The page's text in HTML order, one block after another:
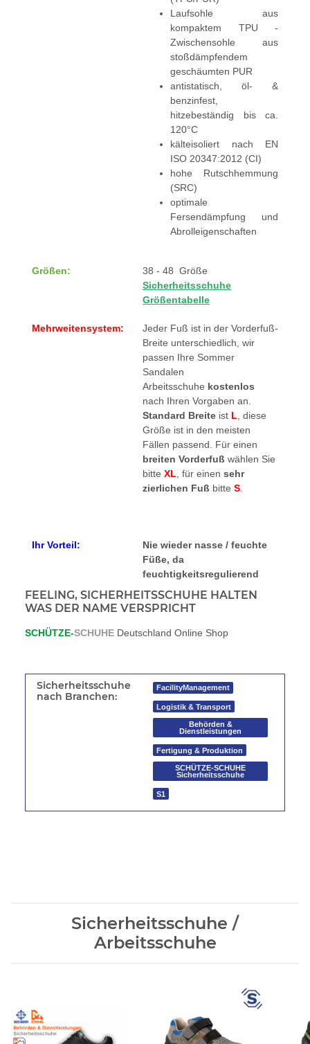
Laufsohle aus
kompaktem TPU -
Zwischensohle aus
stoßdämpfendem
geschäumten PUR
antistatisch, öl- &
benzinfest,
hitzebeständig bis ca.
120°C
kälteisoliert nach EN
ISO 20347:2012 (CI)
hohe Rutschhemmung
(SRC)
optimale
Fersendämpfung und
Abrolleigenschaften
Größen:
38 - 48 Größe
Sicherheitsschuhe
Größentabelle
Mehrweitensystem:
Jeder Fuß ist in der Vorderfuß-
Breite unterschiedlich, wir
passen Ihre Sommer
Sandalen
Arbeitsschuhe kostenlos
nach Ihren Vorgaben an.
Standard Breite ist L , diese
Größe ist in den meisten
Fällen passend. Für einen
breiten Vorderfuß wählen Sie
bitte XL , für einen sehr
zierlichen Fuß bitte S
Ihr Vorteil:
Nie wieder nasse / feuchte
Füße, da
feuchtigkeitsregulierend
FEELING, SICHERHEITSSCHUHE HALTEN
WAS DER NAME VERSPRICHT
SCHÜTZE-SCHUHE Deutschland Online Shop
Sicherheitsschuhe
nach Branchen:
FacilityManagement
Logistik & Transport
Behörden &
Dienstleistungen
Fertigung & Produktion
SCHÜTZE-SCHUHE
Sicherheitsschuhe
S1
Sicherheitsschuhe /
Arbeitsschuhe